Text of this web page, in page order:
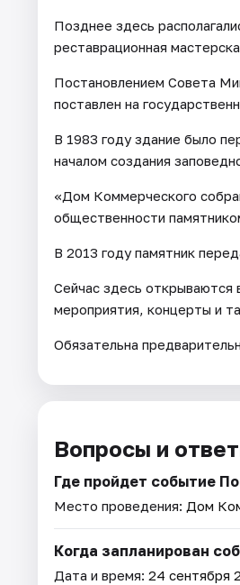
Позднее здесь
реставрационная
Постановлением Совета
поставлен на
В 1983 году здание было
началом создания
«Дом Коммерческого
общественности
В 2013 году памятник
Сейчас здесь открываются
мероприятия, концерты и
Обязательна
Вопросы и
Где пройдет событие
Место проведения: Дом
Когда запланирован
Дата и время: 24 сентября